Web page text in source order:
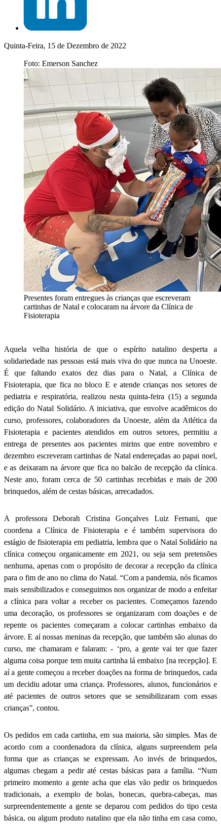
Quinta-Feira, 15 de Dezembro de 2022
Foto: Emerson Sanchez
Presentes foram entregues às crianças que escreveram
cartinhas de Natal e colocaram na árvore da Clínica de
Fisioterapia
Aquela velha história de que o espírito natalino desperta a
solidariedade nas pessoas está mais viva do que nunca na Unoeste.
É que faltando exatos dez dias para o Natal, a Clínica de
Fisioterapia, que fica no bloco E e atende crianças nos setores de
pediatria e respiratória, realizou nesta quinta-feira (15) a segunda
edição do Natal Solidário. A iniciativa, que envolve acadêmicos do
curso, professores, colaboradores da Unoeste, além da Atlética da
Fisioterapia e pacientes atendidos em outros setores, permitiu a
entrega de presentes aos pacientes mirins que entre novembro e
dezembro escreveram cartinhas de Natal endereçadas ao papai noel,
e as deixaram na árvore que fica no balcão de recepção da clínica.
Neste ano, foram cerca de 50 cartinhas recebidas e mais de 200
brinquedos, além de cestas básicas, arrecadados.
A professora Deborah Cristina Gonçalves Luiz Fernani, que
coordena a Clínica de Fisioterapia e é também supervisora do
estágio de fisioterapia em pediatria, lembra que o Natal Solidário na
clínica começou organicamente em 2021, ou seja sem pretensões
nenhuma, apenas com o propósito de decorar a recepção da clínica
para o fim de ano no clima do Natal. “Com a pandemia, nós ficamos
mais sensibilizados e conseguimos nos organizar de modo a enfeitar
a clínica para voltar a receber os pacientes. Começamos fazendo
uma decoração, os professores se organizaram com doações e de
repente os pacientes começaram a colocar cartinhas embaixo da
árvore. E aí nossas meninas da recepção, que também são alunas do
curso, me chamaram e falaram: - ‘pro, a gente vai ter que fazer
alguma coisa porque tem muita cartinha lá embaixo [na recepção]. E
aí a gente começou a receber doações na forma de brinquedos, cada
um decidiu adotar uma criança. Professores, alunos, funcionários e
até pacientes de outros setores que se sensibilizaram com essas
crianças”, contou.
Os pedidos em cada cartinha, em sua maioria, são simples. Mas de
acordo com a coordenadora da clínica, alguns surpreendem pela
forma que as crianças se expressam. Ao invés de brinquedos,
algumas chegam a pedir até cestas básicas para a família. “Num
primeiro momento a gente acha que elas vão pedir os brinquedos
tradicionais, a exemplo de bolas, bonecas, quebra-cabeças, mas
surpreendentemente a gente se deparou com pedidos do tipo cesta
básica, ou algum produto natalino que ela não tinha em casa como,